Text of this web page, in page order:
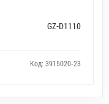
GZ-D1110
Код: 3915020-23